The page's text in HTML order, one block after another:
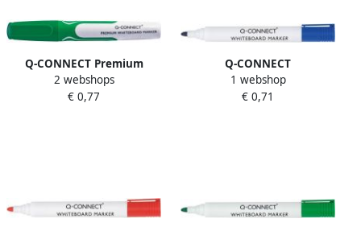
Q-CONNECT Premium
whiteboard marker 3 mm
ronde punt groen
2 webshops
€ 0,77
Q-CONNECT
whiteboardmarker 2-3 mm
ronde punt blauw 10 stuks
1 webshop
€ 0,71